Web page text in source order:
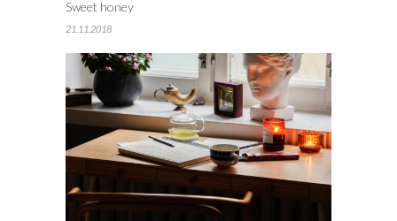
Sweet honey
21.11.2018